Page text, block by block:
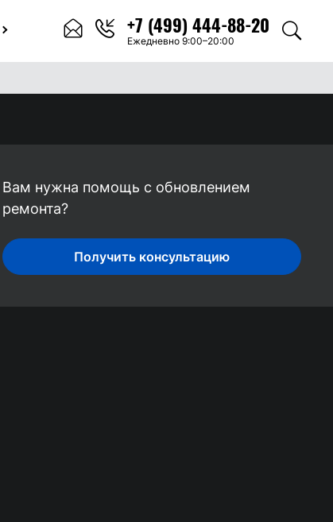
+7 (499) 444-88-20
Ежедневно 9:00–20:00
Вам нужна помощь с обновлением
ремонта?
Получить консультацию